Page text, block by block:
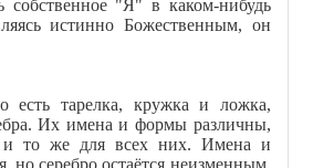
собственное "Я" в каком-нибудь
истинно Божественным, он
есть тарелка, кружка и ложка,
Их имена и формы различны,
и то же для всех них. Имена и
но серебро остаётся неизменным.